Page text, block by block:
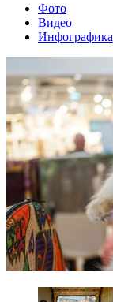
Фото
Видео
Инфографика